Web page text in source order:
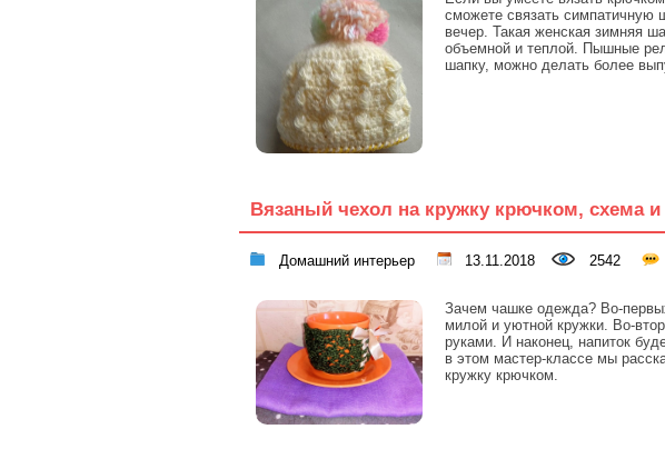
сможете связать симпатичную
вечер. Такая женская зимняя
объемной и теплой. Пышные
шапку, можно делать более
Вязаный чехол на кружку крючком, схема и
Домашний интерьер 13.11.2018 2542
Зачем чашке одежда? Во-
милой и уютной кружки. Во-
руками. И наконец, напиток
в этом мастер-классе мы
кружку крючком.